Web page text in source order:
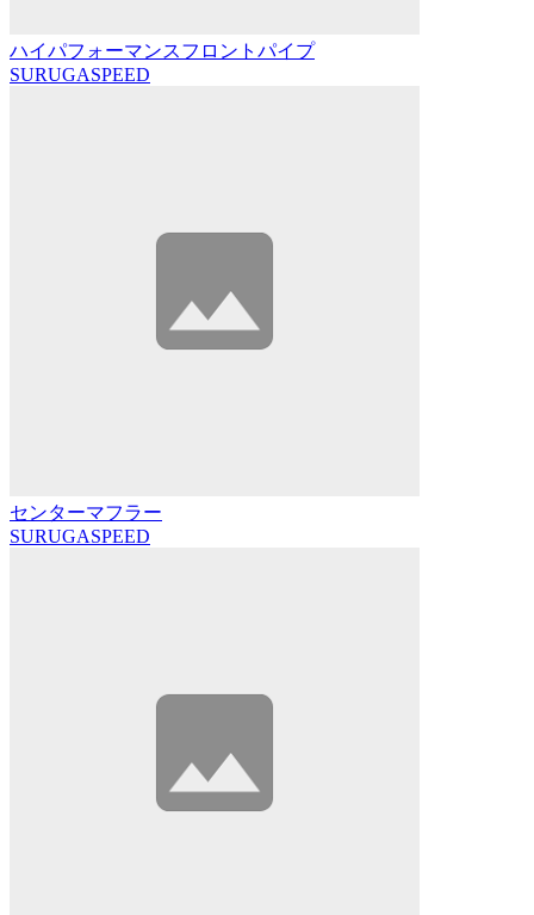
ハイパフォーマンスフロントパイプ
SURUGASPEED
センターマフラー
SURUGASPEED